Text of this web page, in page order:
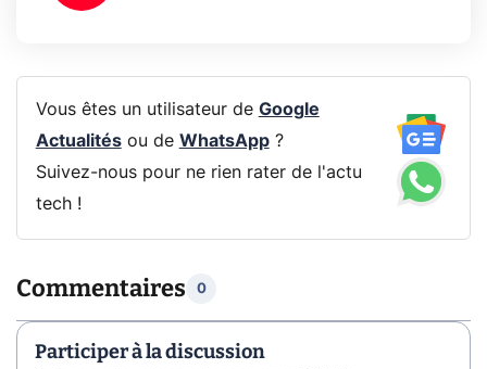
Vous êtes un utilisateur de Google
Actualitésou de WhatsApp?
Suivez-nous pour ne rien rater de l'actu
tech !
Commentaires 0
Participer à la discussion